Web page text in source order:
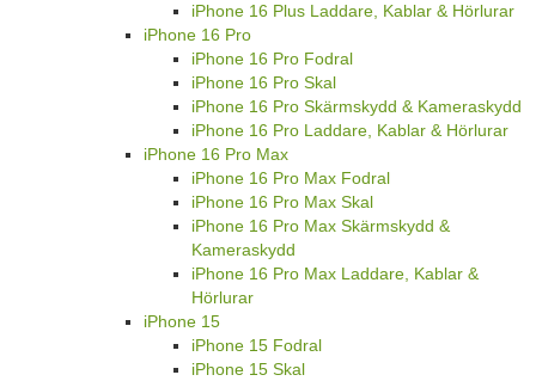
iPhone 16 Plus Laddare, Kablar & Hörlurar
iPhone 16 Pro
iPhone 16 Pro Fodral
iPhone 16 Pro Skal
iPhone 16 Pro Skärmskydd & Kameraskydd
iPhone 16 Pro Laddare, Kablar & Hörlurar
iPhone 16 Pro Max
iPhone 16 Pro Max Fodral
iPhone 16 Pro Max Skal
iPhone 16 Pro Max Skärmskydd &
Kameraskydd
iPhone 16 Pro Max Laddare, Kablar &
Hörlurar
iPhone 15
iPhone 15 Fodral
iPhone 15 Skal